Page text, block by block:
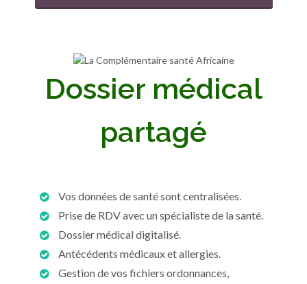
Dossier médical
partagé
Vos données de santé sont centralisées.
Prise de RDV avec un spécialiste de la santé.
Dossier médical digitalisé.
Antécédents médicaux et allergies.
Gestion de vos fichiers ordonnances,